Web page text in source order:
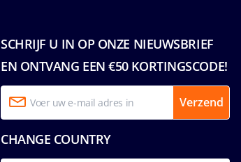
SCHRIJF U IN OP ONZE NIEUWSBRIEF
EN ONTVANG EEN €50 KORTINGSCODE!
Verzend
CHANGE COUNTRY